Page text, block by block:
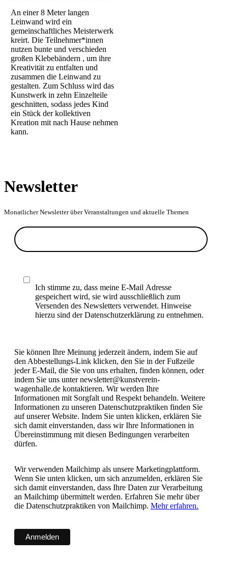
An einer 8 Meter langen
Leinwand wird ein
gemeinschaftliches Meisterwerk
kreirt. Die Teilnehmer*innen
nutzen bunte und verschieden
großen Klebebändern , um ihre
Kreativität zu entfalten und
zusammen die Leinwand zu
gestalten. Zum Schluss wird das
Kunstwerk in zehn Einzelteile
geschnitten, sodass jedes Kind
ein Stück der kollektiven
Kreation mit nach Hause nehmen
kann.
Newsletter
Monatlicher Newsletter über Veranstaltungen und aktuelle Themen
Ich stimme zu, dass meine E-Mail Adresse
gespeichert wird, sie wird ausschließlich zum
Versenden des Newsletters verwendet. Hinweise
hierzu sind der Datenschutzerklärung zu entnehmen.
Sie können Ihre Meinung jederzeit ändern, indem Sie auf
den Abbestellungs-Link klicken, den Sie in der Fußzeile
jeder E-Mail, die Sie von uns erhalten, finden können, oder
indem Sie uns unter newsletter@kunstverein-
wagenhalle.de kontaktieren. Wir werden Ihre
Informationen mit Sorgfalt und Respekt behandeln. Weitere
Informationen zu unseren Datenschutzpraktiken finden Sie
auf unserer Website. Indem Sie unten klicken, erklären Sie
sich damit einverstanden, dass wir Ihre Informationen in
Übereinstimmung mit diesen Bedingungen verarbeiten
dürfen.
Wir verwenden Mailchimp als unsere Marketingplattform.
Wenn Sie unten klicken, um sich anzumelden, erklären Sie
sich damit einverstanden, dass Ihre Daten zur Verarbeitung
an Mailchimp übermittelt werden. Erfahren Sie mehr über
die Datenschutzpraktiken von Mailchimp. Mehr erfahren.